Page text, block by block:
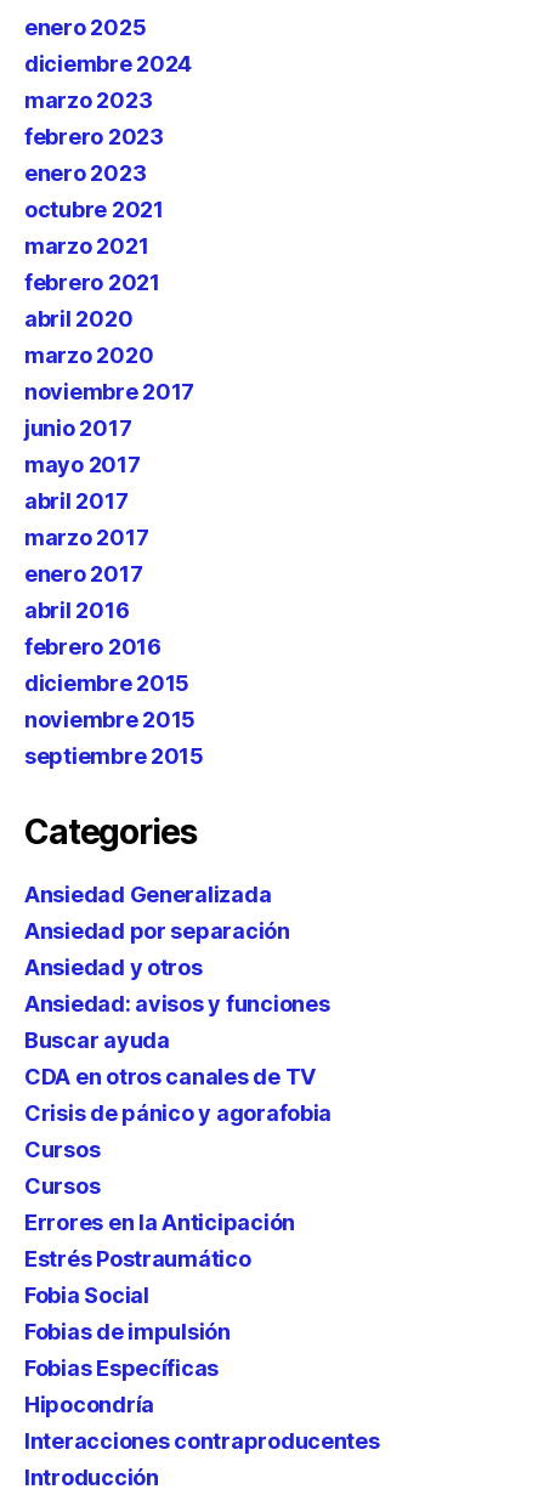
enero 2025
diciembre 2024
marzo 2023
febrero 2023
enero 2023
octubre 2021
marzo 2021
febrero 2021
abril 2020
marzo 2020
noviembre 2017
junio 2017
mayo 2017
abril 2017
marzo 2017
enero 2017
abril 2016
febrero 2016
diciembre 2015
noviembre 2015
septiembre 2015
Categories
Ansiedad Generalizada
Ansiedad por separación
Ansiedad y otros
Ansiedad: avisos y funciones
Buscar ayuda
CDA en otros canales de TV
Crisis de pánico y agorafobia
Cursos
Cursos
Errores en la Anticipación
Estrés Postraumático
Fobia Social
Fobias de impulsión
Fobias Específicas
Hipocondría
Interacciones contraproducentes
Introducción